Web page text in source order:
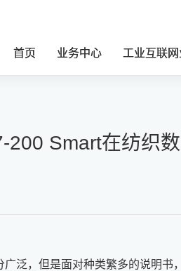
首页 业务中心 工业互联
200 Smart在纺织
泛，但是面对种类繁多的说明